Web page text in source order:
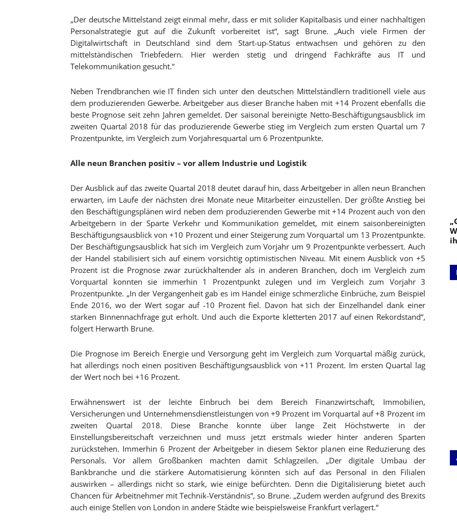
„Der deutsche Mittelstand zeigt einmal mehr, dass er mit solider Kapitalbasis und einer nachhaltigen
Personalstrategie gut auf die Zukunft vorbereitet ist“, sagt Brune. „Auch viele Firmen der
Digitalwirtschaft in Deutschland sind dem Start-up-Status entwachsen und gehören zu den
mittelständischen Triebfedern. Hier werden stetig und dringend Fachkräfte aus IT und
Telekommunikation gesucht.“
Neben Trendbranchen wie IT finden sich unter den deutschen Mittelständlern traditionell viele aus
dem produzierenden Gewerbe. Arbeitgeber aus dieser Branche haben mit +14 Prozent ebenfalls die
beste Prognose seit zehn Jahren gemeldet. Der saisonal bereinigte Netto-Beschäftigungsausblick im
zweiten Quartal 2018 für das produzierende Gewerbe stieg im Vergleich zum ersten Quartal um 7
Prozentpunkte, im Vergleich zum Vorjahresquartal um 6 Prozentpunkte.
Alle neun Branchen positiv – vor allem Industrie und Logistik
Der Ausblick auf das zweite Quartal 2018 deutet darauf hin, dass Arbeitgeber in allen neun Branchen
erwarten, im Laufe der nächsten drei Monate neue Mitarbeiter einzustellen. Der größte Anstieg bei
den Beschäftigungsplänen wird neben dem produzierenden Gewerbe mit +14 Prozent auch von den
Arbeitgebern in der Sparte Verkehr und Kommunikation gemeldet, mit einem saisonbereinigten
Beschäftigungsausblick von +10 Prozent und einer Steigerung zum Vorquartal um 13 Prozentpunkte.
Der Beschäftigungsausblick hat sich im Vergleich zum Vorjahr um 9 Prozentpunkte verbessert. Auch
der Handel stabilisiert sich auf einem vorsichtig optimistischen Niveau. Mit einem Ausblick von +5
Prozent ist die Prognose zwar zurückhaltender als in anderen Branchen, doch im Vergleich zum
Vorquartal konnten sie immerhin 1 Prozentpunkt zulegen und im Vergleich zum Vorjahr 3
Prozentpunkte. „In der Vergangenheit gab es im Handel einige schmerzliche Einbrüche, zum Beispiel
Ende 2016, wo der Wert sogar auf -10 Prozent fiel. Davon hat sich der Einzelhandel dank einer
starken Binnennachfrage gut erholt. Und auch die Exporte kletterten 2017 auf einen Rekordstand“,
folgert Herwarth Brune.
Die Prognose im Bereich Energie und Versorgung geht im Vergleich zum Vorquartal mäßig zurück,
hat allerdings noch einen positiven Beschäftigungsausblick von +11 Prozent. Im ersten Quartal lag
der Wert noch bei +16 Prozent.
Erwähnenswert ist der leichte Einbruch bei dem Bereich Finanzwirtschaft, Immobilien,
Versicherungen und Unternehmensdienstleistungen von +9 Prozent im Vorquartal auf +8 Prozent im
zweiten Quartal 2018. Diese Branche konnte über lange Zeit Höchstwerte in der
Einstellungsbereitschaft verzeichnen und muss jetzt erstmals wieder hinter anderen Sparten
zurückstehen. Immerhin 6 Prozent der Arbeitgeber in diesem Sektor planen eine Reduzierung des
Personals. Vor allem Großbanken machten damit Schlagzeilen. „Der digitale Umbau der
Bankbranche und die stärkere Automatisierung könnten sich auf das Personal in den Filialen
auswirken – allerdings nicht so stark, wie einige befürchten. Denn die Digitalisierung bietet auch
Chancen für Arbeitnehmer mit Technik-Verständnis“, so Brune. „Zudem werden aufgrund des Brexits
auch einige Stellen von London in andere Städte wie beispielsweise Frankfurt verlagert.“
„